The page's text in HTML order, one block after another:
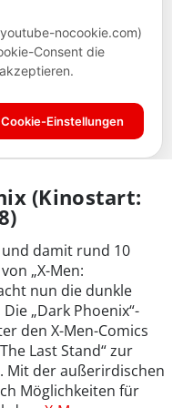
(Kinostart:
damit rund 10
„X-Men:
nun die dunkle
„Dark Phoenix“-
den X-Men-Comics
Last Stand“ zur
Mit der außerirdischen
Möglichkeiten für